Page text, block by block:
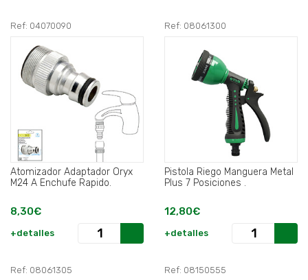
Ref: 04070090
Atomizador Adaptador Oryx
M24 A Enchufe Rapido.
8,30€
+detalles
Ref: 08061300
Pistola Riego Manguera Metal
Plus 7 Posiciones .
12,80€
+detalles
Ref: 08061305 Ref: 08150555